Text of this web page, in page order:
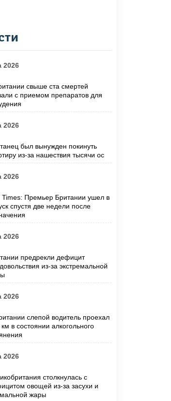
2026
свыше ста смертей
с приемом препаратов для
2026
был вынужден покинуть
из-за нашествия тысячи ос
2026
Times: Премьер Британии ушел в
спустя две недели после
2026
предрекли дефицит
из-за экстремальной
2026
слепой водитель проехал
в состоянии алкогольного
2026
столкнулась с
овощей из-за засухи и
жары